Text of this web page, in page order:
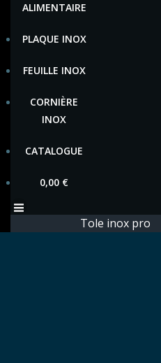
ALIMENTAIRE
PLAQUE INOX
FEUILLE INOX
CORNIÈRE
INOX
CATALOGUE
0,00 €
Tole inox pro